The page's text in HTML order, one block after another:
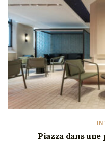
Piazza dans